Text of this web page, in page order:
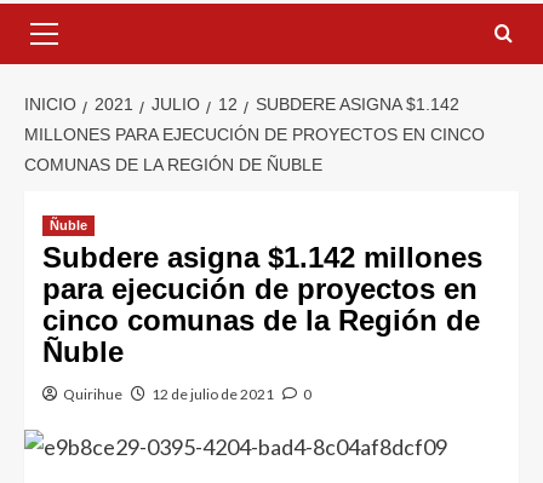
INICIO 2021 JULIO 12
SUBDERE ASIGNA $1.142
MILLONES PARA EJECUCIÓN DE PROYECTOS EN CINCO
COMUNAS DE LA REGIÓN DE ÑUBLE
Ñuble
Subdere asigna $1.142 millones
para ejecución de proyectos en
cinco comunas de la Región de
Ñuble
Quirihue 12 de julio de 2021 0